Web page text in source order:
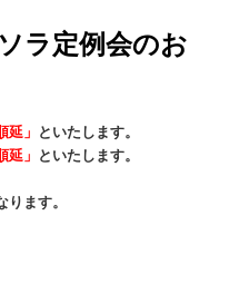
ラ定例会のお
延」 といたします。
延」 といたします。
ます。